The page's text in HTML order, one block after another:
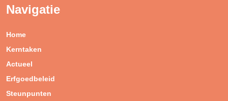
Navigatie
Home
Kerntaken
Actueel
Erfgoedbeleid
Steunpunten